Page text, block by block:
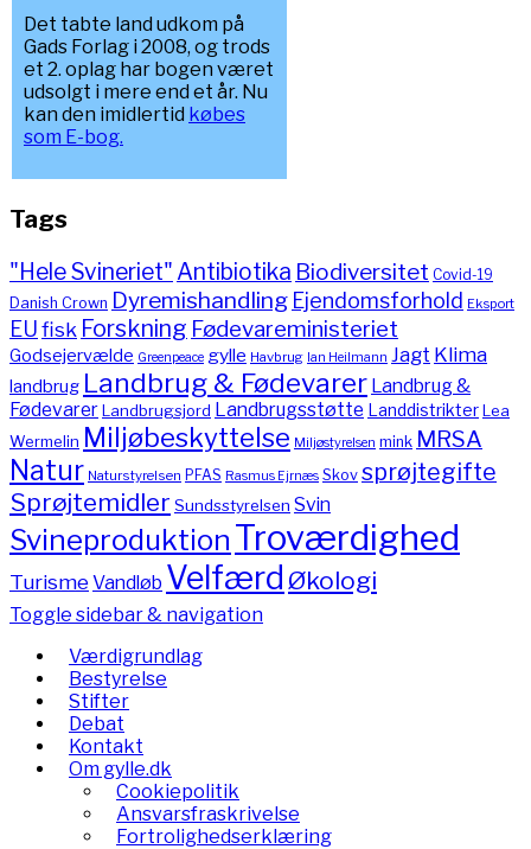
Det tabte land udkom på
Gads Forlag i 2008, og trods
et 2. oplag har bogen været
udsolgt i mere end et år. Nu
kan den imidlertid købes
som E-bog.
Tags
"Hele Svineriet" Antibiotika Biodiversitet Covid-19
Danish Crown Dyremishandling Ejendomsforhold Eksport
EUfisk Forskning Fødevareministeriet
Godsejervælde Greenpeace gylle Havbrug Ian Heilmann Jagt Klima
landbrug Landbrug & Fødevarer Landbrug &
FødevarerLandbrugsjord Landbrugsstøtte LanddistrikterLea
Wermelin Miljøbeskyttelse Miljøstyrelsen mink MRSA
Natur Naturstyrelsen PFAS Rasmus Ejrnæs Skov sprøjtegifte
Sprøjtemidler Sundsstyrelsen Svin
Svineproduktion Troværdighed
TurismeVandløb Velfærd Økologi
Toggle sidebar & navigation
Værdigrundlag
Bestyrelse
Stifter
Debat
Kontakt
Om gylle.dk
Cookiepolitik
Ansvarsfraskrivelse
Fortrolighedserklæring